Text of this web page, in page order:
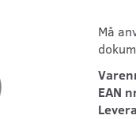
Må
EAN